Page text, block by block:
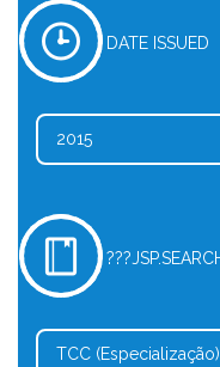
DATE ISSUED
2015
TCC